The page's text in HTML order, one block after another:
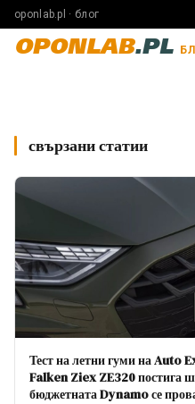
oponlab.pl · блог
OPONLAB.PL
свързани статии
Тест на летни гуми на Auto
Falken Ziex ZE320 постига
бюджетната Dynamo се